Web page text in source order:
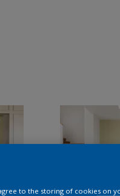
to the storing of cookies on